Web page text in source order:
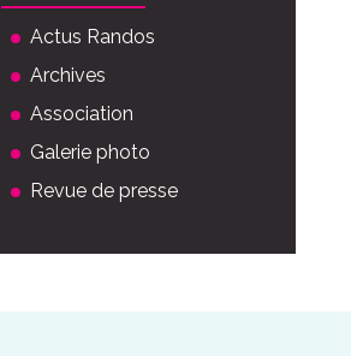
Actus Randos
Archives
Association
Galerie photo
Revue de presse